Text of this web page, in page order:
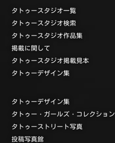
タトゥースタジオ一覧
タトゥースタジオ検索
タトゥースタジオ作品集
掲載に関して
タトゥースタジオ掲載見本
タトゥーデザイン集
タトゥーデザイン集
タトゥー・ガールズ・コレクション
タトゥーストリート写真
投稿写真館